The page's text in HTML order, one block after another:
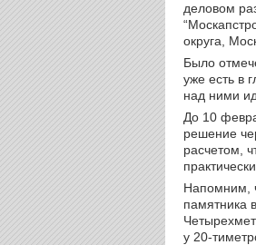
деловом
округа,
Было
уже есть в
над ними
До 10
решение
расчетом,
Напомним,
памятника
у 20-